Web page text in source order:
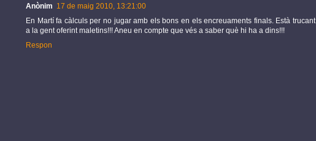
Anònim 17 de maig 2010, 13:21:00
En Martí fa càlculs per no jugar amb els bons en els encreuaments finals. Està trucant
a la gent oferint maletins!!! Aneu en compte que vés a saber què hi ha a dins!!!
Respon